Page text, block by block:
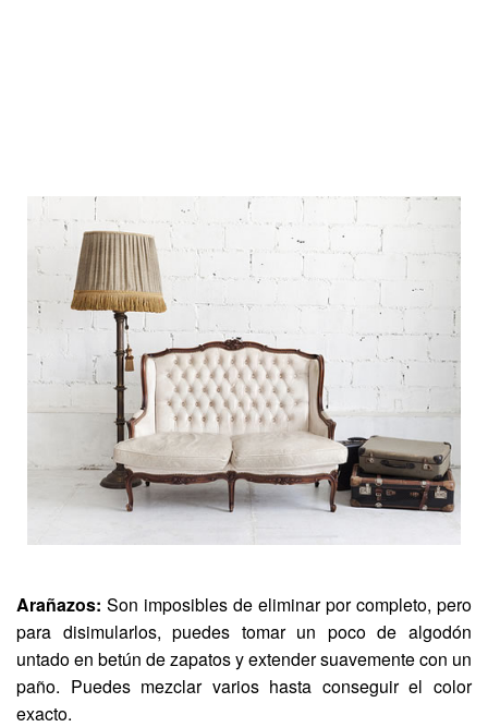
Arañazos: Son imposibles de eliminar por completo, pero
para disimularlos, puedes tomar un poco de algodón
untado en betún de zapatos y extender suavemente con un
paño. Puedes mezclar varios hasta conseguir el color
exacto.